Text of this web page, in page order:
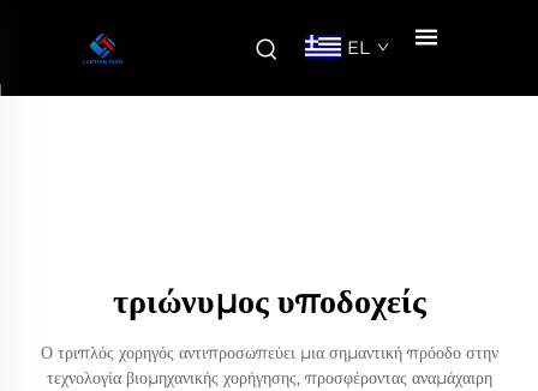
EL
τριώνυμος υποδοχείς
Ο τριπλός χορηγός αντιπροσωπεύει μια σημαντική πρόοδο στην
τεχνολογία βιομηχανικής χορήγησης, προσφέροντας αναμάχαιρη